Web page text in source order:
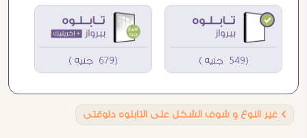
(549 جنيه ) (679 جنيه )
Ö غير النوع و شوف الشكل على التابلوه دلوقتى